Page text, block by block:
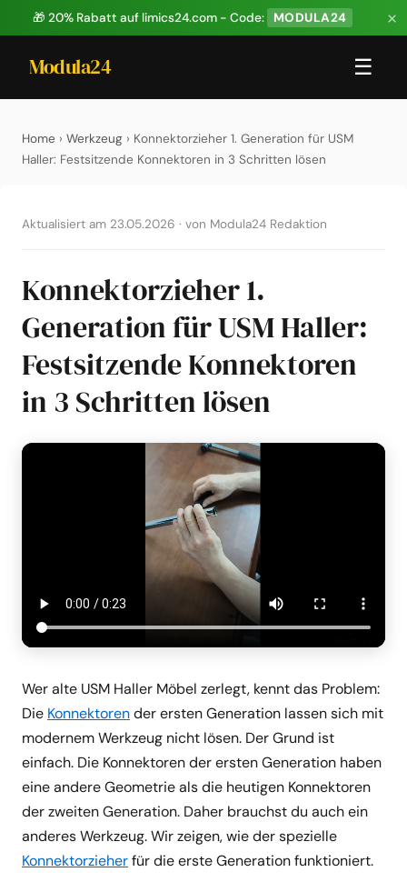
🎁 20% Rabatt auf limics24.com - Code: MODULA24 ×
Modula24 ☰
Home › Werkzeug › Konnektorzieher 1. Generation für USM
Haller: Festsitzende Konnektoren in 3 Schritten lösen
Aktualisiert am 23.05.2026 · von Modula24 Redaktion
Konnektorzieher 1.
Generation für USM Haller:
Festsitzende Konnektoren
in 3 Schritten lösen
Wer alte USM Haller Möbel zerlegt, kennt das Problem:
Die Konnektorender ersten Generation lassen sich mit
modernem Werkzeug nicht lösen. Der Grund ist
einfach. Die Konnektoren der ersten Generation haben
eine andere Geometrie als die heutigen Konnektoren
der zweiten Generation. Daher brauchst du auch ein
anderes Werkzeug. Wir zeigen, wie der spezielle
Konnektorzieherfür die erste Generation funktioniert.